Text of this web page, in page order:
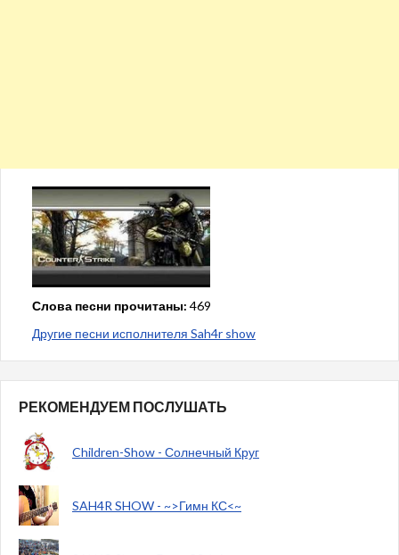
Слова песни прочитаны: 469
Другие песни исполнителя Sah4r show
РЕКОМЕНДУЕМ ПОСЛУШАТЬ
Children-Show - Солнечный Круг
SAH4R SHOW - ~>Гимн КС<~